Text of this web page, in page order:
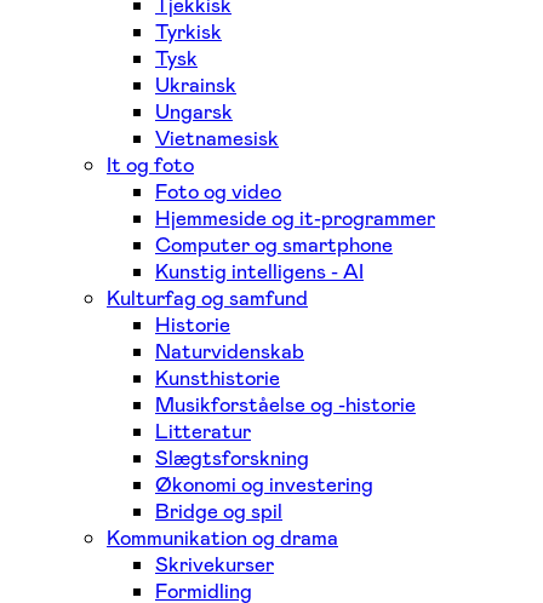
Tyrkisk
Tysk
Ukrainsk
Ungarsk
Vietnamesisk
It og foto
Foto og video
Hjemmeside og it-programmer
Computer og smartphone
Kunstig intelligens - AI
Kulturfag og samfund
Historie
Naturvidenskab
Kunsthistorie
Musikforståelse og -historie
Litteratur
Slægtsforskning
Økonomi og investering
Bridge og spil
Kommunikation og drama
Skrivekurser
Formidling